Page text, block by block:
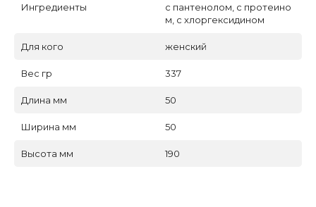
Ингредиенты
с пантенолом, с протеино
м, с хлоргексидином
Для кого женский
Вес гр 337
Длина мм 50
Ширина мм 50
Высота мм 190